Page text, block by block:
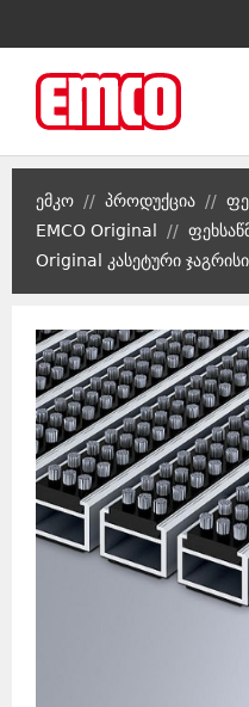
ემკო // პროდუქცია //
EMCO Original
//
Original კასეტური